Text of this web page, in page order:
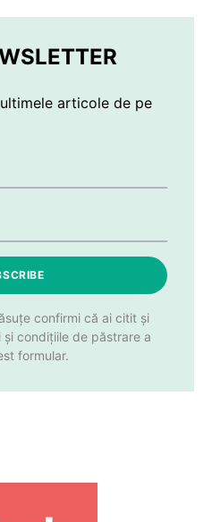
articole de pe
confirmi că ai citit și
condițiile de păstrare a
formular.